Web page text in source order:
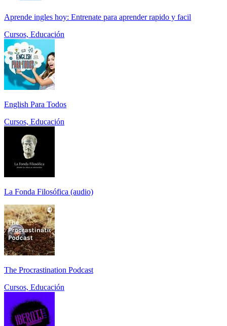
Aprende ingles hoy: Entrenate para aprender rapido y facil
Cursos, Educación
English Para Todos
Cursos, Educación
La Fonda Filosófica (audio)
The Procrastination Podcast
Cursos, Educación